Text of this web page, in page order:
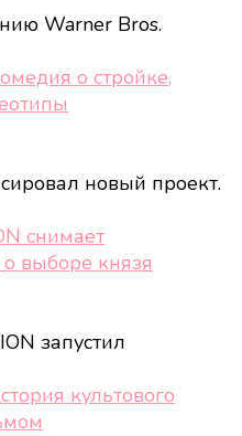
Warner Bros.
о стройке,
новый проект.
снимает
выборе князя
запустил
культового